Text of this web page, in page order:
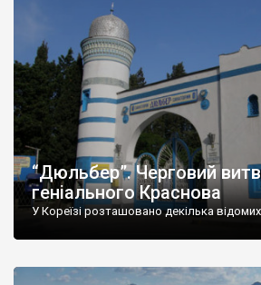
“Дюльбер”. Черговий
геніального Краснова
У Кореїзі розташовано декілька